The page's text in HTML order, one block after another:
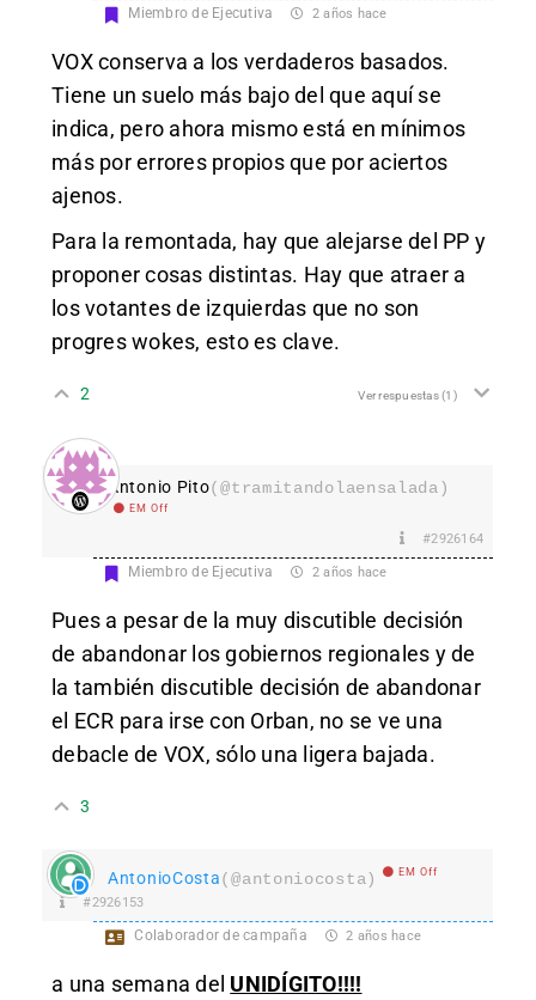
Miembro de Ejecutiva 2 años hace
VOX conserva a los verdaderos basados.
Tiene un suelo más bajo del que aquí se
indica, pero ahora mismo está en mínimos
más por errores propios que por aciertos
ajenos.
Para la remontada, hay que alejarse del PP y
proponer cosas distintas. Hay que atraer a
los votantes de izquierdas que no son
progres wokes, esto es clave.
2 Ver respuestas(1)
Antonio Pito(@tramitandolaensalada)
EM Off
#2926164
Miembro de Ejecutiva 2 años hace
Pues a pesar de la muy discutible decisión
de abandonar los gobiernos regionales y de
la también discutible decisión de abandonar
el ECR para irse con Orban, no se ve una
debacle de VOX, sólo una ligera bajada.
3
AntonioCosta(@antoniocosta) EM Off
#2926153
Colaborador de campaña 2 años hace
a una semana del UNIDÍGITO!!!!